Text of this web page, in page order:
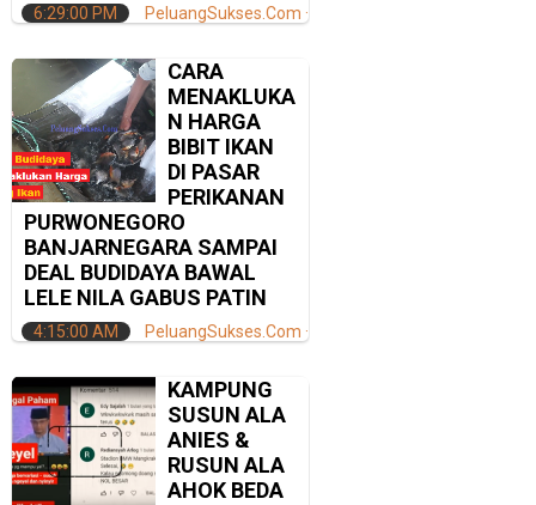
PeluangSukses.Com
6:29:00 PM
CARA
MENAKLUKA
N HARGA
BIBIT IKAN
DI PASAR
PERIKANAN
PURWONEGORO
BANJARNEGARA SAMPAI
DEAL BUDIDAYA BAWAL
LELE NILA GABUS PATIN
PeluangSukses.Com
4:15:00 AM
KAMPUNG
SUSUN ALA
ANIES &
RUSUN ALA
AHOK BEDA